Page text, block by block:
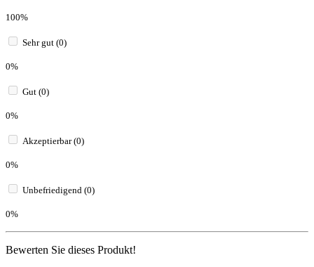
100%
Sehr gut (0)
0%
Gut (0)
0%
Akzeptierbar (0)
0%
Unbefriedigend (0)
0%
Bewerten Sie dieses Produkt!